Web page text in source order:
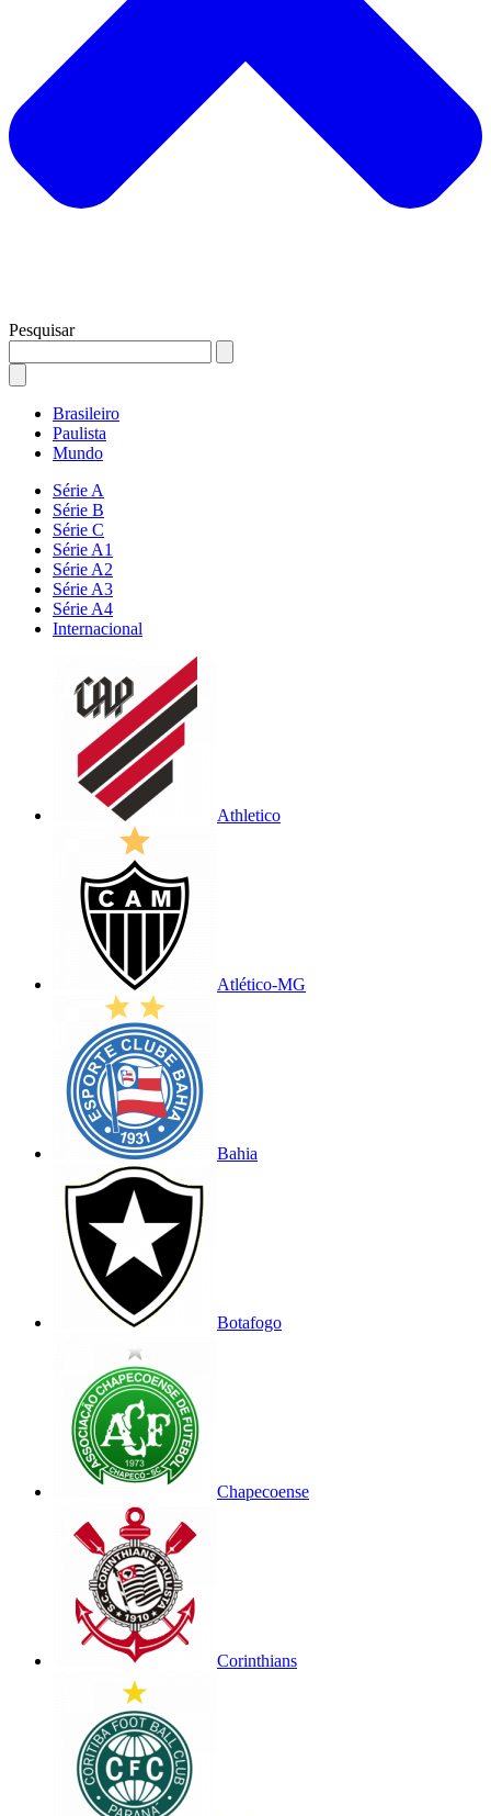
Pesquisar
Brasileiro
Paulista
Mundo
Série A
Série B
Série C
Série A1
Série A2
Série A3
Série A4
Internacional
Athletico
Atlético-MG
Bahia
Botafogo
Chapecoense
Corinthians